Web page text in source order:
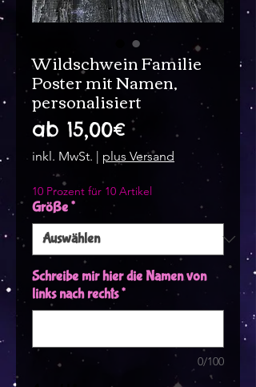
Wildschwein Familie
Poster mit Namen,
personalisiert
ab 15,00€Sale-
Preis
inkl. MwSt. | plus Versand
10 Prozent für 10 Artikel
Größe*
Schreibe mir hier die Namen von
links nach rechts*
0/100